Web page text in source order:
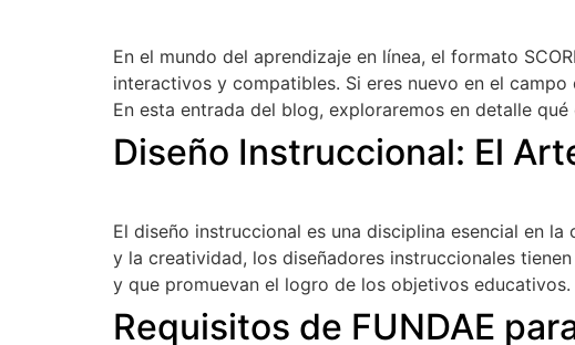
En el mundo del aprendizaje en línea, el formato
interactivos y compatibles. Si eres nuevo en el
En esta entrada del blog, exploraremos en detalle
Diseño Instruccional: El
El diseño instruccional es una disciplina esencial en
y la creatividad, los diseñadores instruccionales
y que promuevan el logro de los objetivos
Requisitos de FUNDAE